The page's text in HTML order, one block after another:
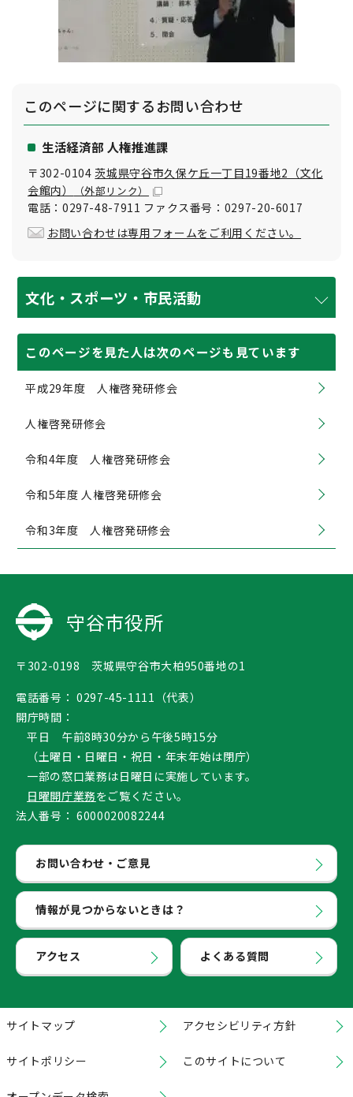
このページに関するお問い合わせ
生活経済部 人権推進課
〒302-0104茨城県守谷市久保ケ丘一丁目19番地2（文化
会館内）
（外部リンク）
電話：0297-48-7911 ファクス番号：0297-20-6017
お問い合わせは専用フォームをご利用ください。
文化・スポーツ・市民活動
このページを見た人は次のページも見ています
平成29年度 人権啓発研修会
人権啓発研修会
令和4年度 人権啓発研修会
令和5年度 人権啓発研修会
令和3年度 人権啓発研修会
守谷市役所
〒302-0198 茨城県守谷市大柏950番地の1
電話番号： 0297-45-1111（代表）
開庁時間：
平日 午前8時30分から午後5時15分
（土曜日・日曜日・祝日・年末年始は閉庁）
一部の窓口業務は日曜日に実施しています。
日曜開庁業務をご覧ください。
法人番号： 6000020082244
お問い合わせ・ご意見
情報が見つからないときは？
アクセス よくある質問
サイトマップ アクセシビリティ方針
サイトポリシー このサイトについて